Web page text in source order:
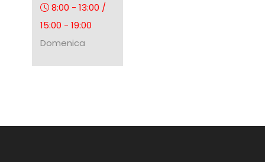
8:00 - 13:00 /
15:00 - 19:00
Domenica